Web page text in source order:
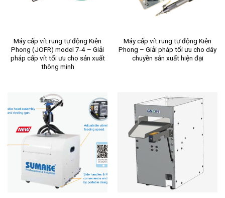
Máy cấp vít rung tự động Kiện
Phong (JOFR) model 7-4 – Giải
pháp cấp vít tối ưu cho sản xuất
thông minh
Máy cấp vít rung tự động Kiện
Phong – Giải pháp tối ưu cho dây
chuyền sản xuất hiện đại